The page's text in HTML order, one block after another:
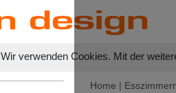
Wir verwenden Cookies. Mit der
Home |